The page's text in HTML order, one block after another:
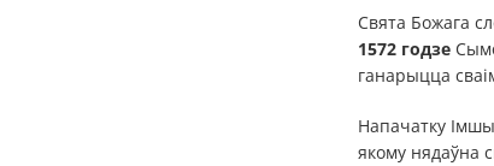
Свята Божага
1572 годзе
ганарыцца
Напачатку
якому нядаўна